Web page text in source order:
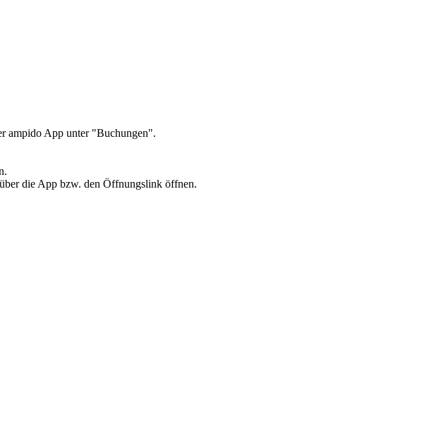
ampido App unter "Buchungen".
die App bzw. den Öffnungslink öffnen.